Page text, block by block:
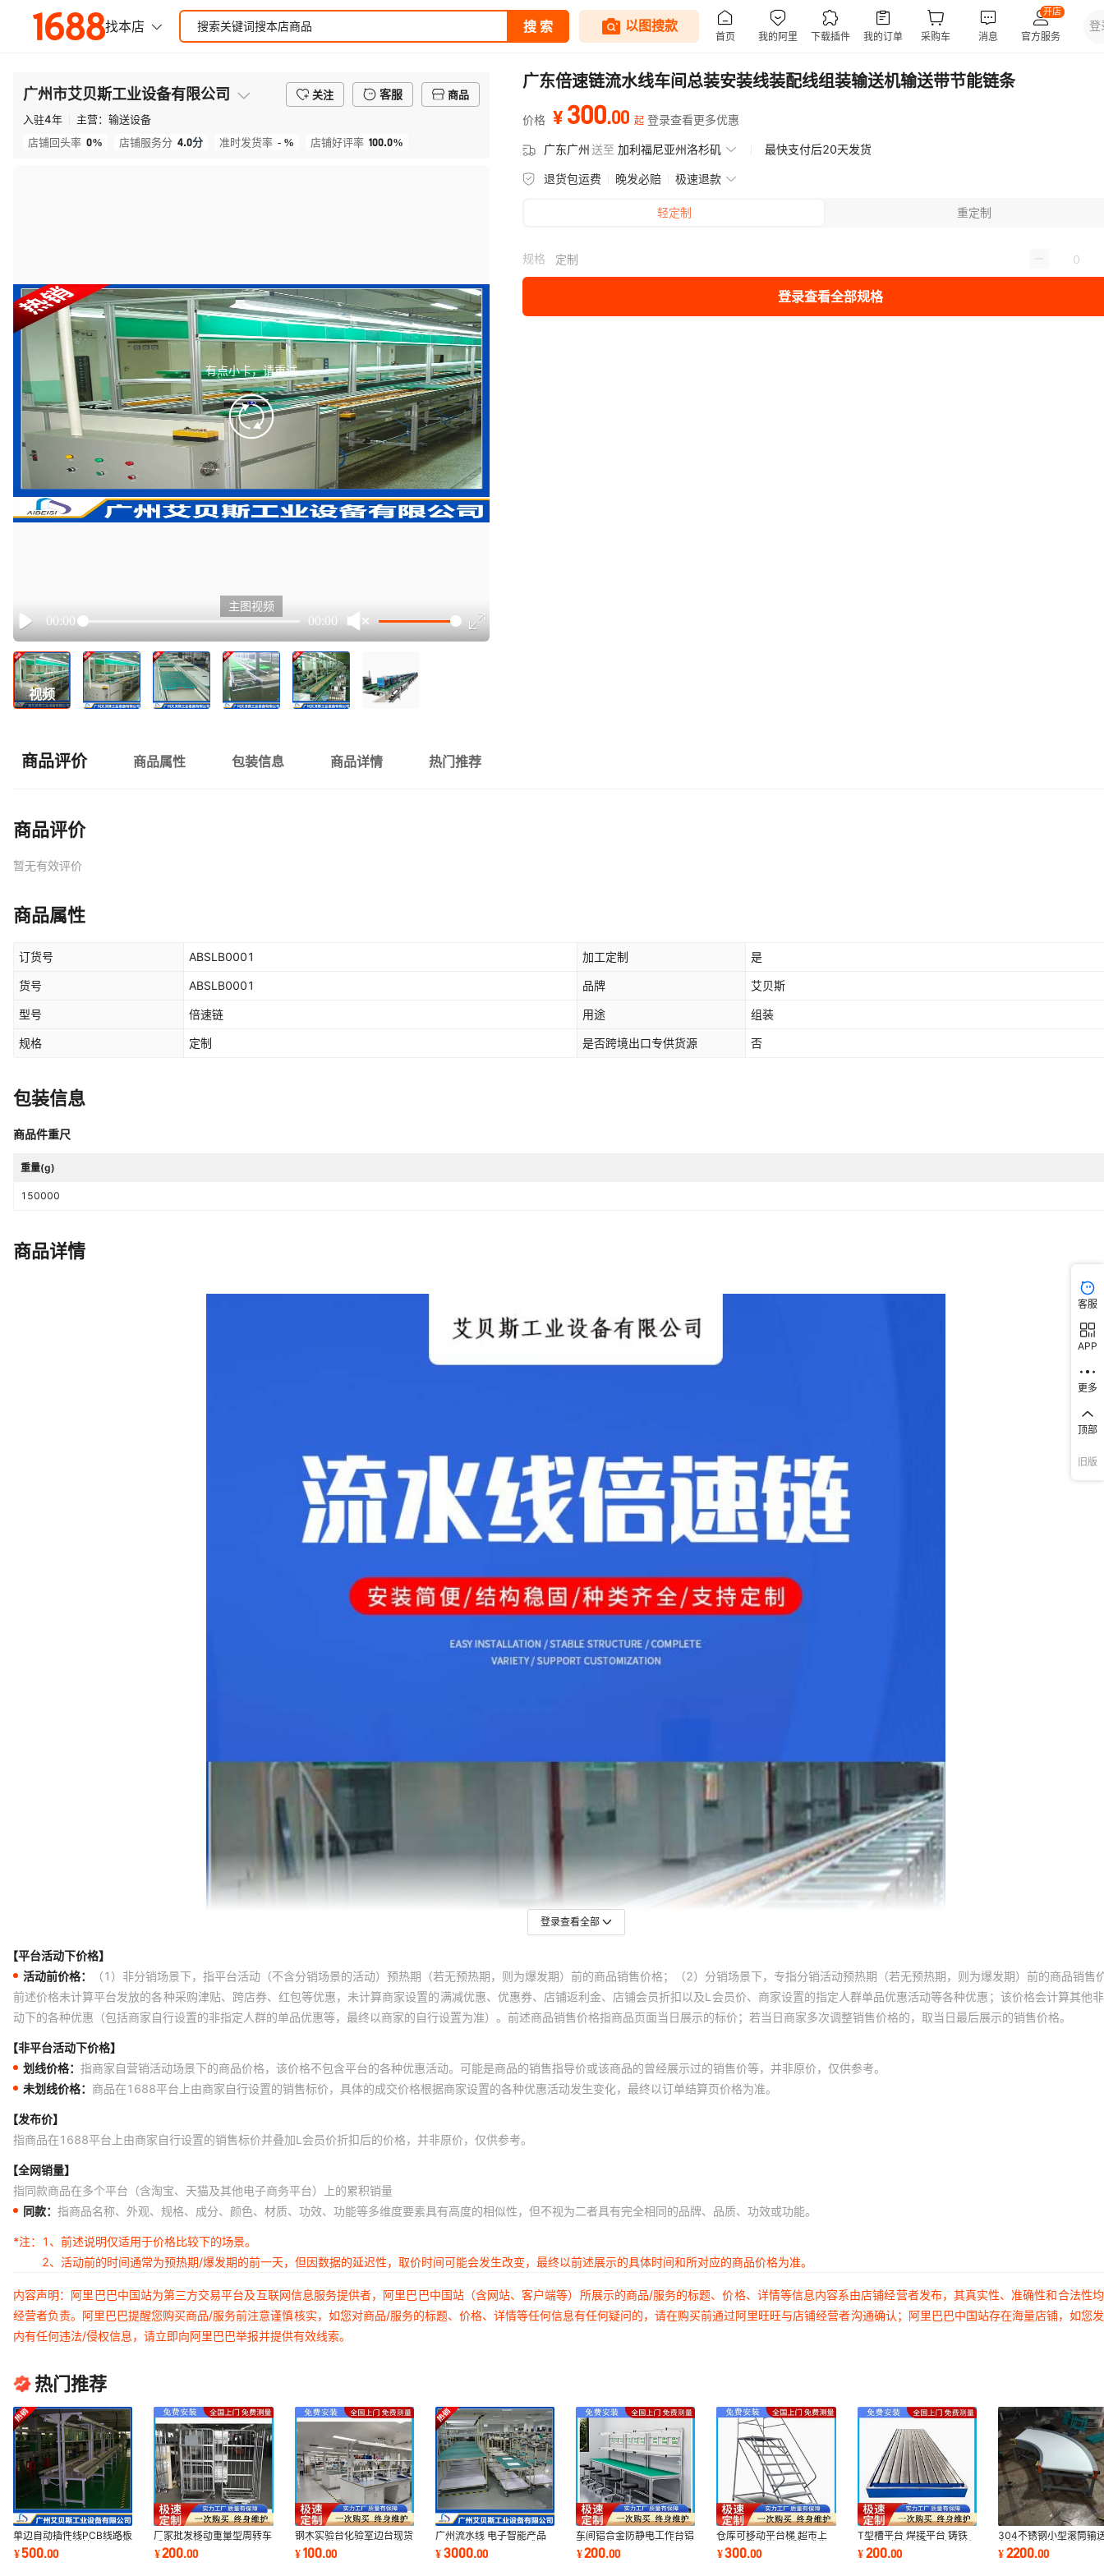
广州市艾贝斯工业设备有限公司 关注 客服
商品
入驻4年 主营： 输送设备
店铺回头率 0% 店铺服务分 4.0分 准时发货率 - % 店铺好评率 100.0%
有点小卡，请重试
retry
Play
00:00 00:00
主图视频
视频
广东倍速链流水线车间总装安装线装配线组装输送机输送带节能链条
价格 ¥ 300.00 起 登录查看更多优惠
广东广州送至 加利福尼亚州洛杉矶 最快支付后20天发货
退货包运费 晚发必赔 极速退款
轻定制 重定制
规格 定制
登录查看全部规格
商品评价 商品属性 包装信息 商品详情 热门推荐
商品评价
暂无有效评价
商品属性
订货号 ABSLB0001 加工定制 是
货号 ABSLB0001 品牌 艾贝斯
型号 倍速链 用途 组装
规格 定制 是否跨境出口专供货源 否
包装信息
商品件重尺
重量(g)
150000
商品详情
登录查看全部
【平台活动下价格】
活动前价格：
（1）非分销场景下，指平台活动（不含分销场景的活动）预热期（若无预热期，则为爆发期）前的商品销售价格；（2）分销场景下，专指分销活动预热期（若无预热期，则为爆发期）前的商品销售
前述价格未计算平台发放的各种采购津贴、跨店券、红包等优惠，未计算商家设置的满减优惠、优惠券、店铺返利金、店铺会员折扣以及L会员价、商家设置的指定人群单品优惠活动等各种优惠；该价格会计算其他
动下的各种优惠（包括商家自行设置的非指定人群的单品优惠等，最终以商家的自行设置为准）。前述商品销售价格指商品页面当日展示的标价；若当日商家多次调整销售价格的，取当日最后展示的销售价格。
【非平台活动下价格】
划线价格： 指商家自营销活动场景下的商品价格，该价格不包含平台的各种优惠活动。可能是商品的销售指导价或该商品的曾经展示过的销售价等，并非原价，仅供参考。
未划线价格： 商品在1688平台上由商家自行设置的销售标价，具体的成交价格根据商家设置的各种优惠活动发生变化，最终以订单结算页价格为准。
【发布价】
指商品在1688平台上由商家自行设置的销售标价并叠加L会员价折扣后的价格，并非原价，仅供参考。
【全网销量】
指同款商品在多个平台（含淘宝、天猫及其他电子商务平台）上的累积销量
同款： 指商品名称、外观、规格、成分、颜色、材质、功效、功能等多维度要素具有高度的相似性，但不视为二者具有完全相同的品牌、品质、功效或功能。
*注：
1、前述说明仅适用于价格比较下的场景。
2、活动前的时间通常为预热期/爆发期的前一天，但因数据的延迟性，取价时间可能会发生改变，最终以前述展示的具体时间和所对应的商品价格为准。
内容声明：阿里巴巴中国站为第三方交易平台及互联网信息服务提供者，阿里巴巴中国站（含网站、客户端等）所展示的商品/服务的标题、价格、详情等信息内容系由店铺经营者发布，其真实性、准确性和合法性
经营者负责。阿里巴巴提醒您购买商品/服务前注意谨慎核实，如您对商品/服务的标题、价格、详情等任何信息有任何疑问的，请在购买前通过阿里旺旺与店铺经营者沟通确认；阿里巴巴中国站存在海量店铺，如您
内有任何违法/侵权信息，请立即向阿里巴巴举报并提供有效线索。
热门推荐
单边自动插件线PCB线路板
生产线链条插件接驳台手推
插件流水线
¥500.00
厂家批发移动重量型周转车
手推网格折叠式快递分拣车
物流台车批发
¥200.00
钢木实验台化验室边台现货
工作台学生实验桌强承重水
槽台厂家直销
¥100.00
广州流水线 电子智能产品
平板包装线 广东皮带式流
水线输送打包线
¥3000.00
车间铝合金防静电工作台铝
型材操作台流水线测试检验
维修工作桌子
¥200.00
仓库可移动平台梯 超市上
货安全登高梯 可拆卸式货
梯库房梯子厂家
¥300.00
T型槽平台 焊接平台 铸铁
平板 工作台 装配平台 铁地
板 条形平台
¥200.00
304不锈钢小型滚筒输
备转弯滚筒流水线输送
筒输送机
¥2200.00
客服
APP
更多
顶部
旧版